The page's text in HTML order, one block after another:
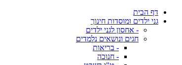
דף הבית
גני ילדים ומוסדות חינוך
- אחסון לגני ילדים
חגים ונושאים נלמדים
- בריאות
- חנוכה